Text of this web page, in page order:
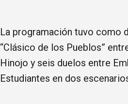
La programación tuvo como
“Clásico de los Pueblos”
Hinojo y seis duelos entre
Estudiantes en dos